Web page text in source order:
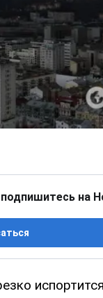
на